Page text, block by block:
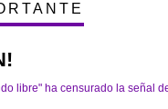
libre" ha censurado la señal